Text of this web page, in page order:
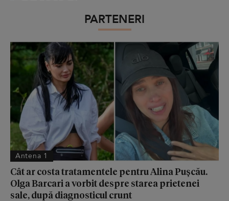
PARTENERI
Antena 1
Cât ar costa tratamentele pentru Alina Pușcău.
Olga Barcari a vorbit despre starea prietenei
sale, după diagnosticul crunt